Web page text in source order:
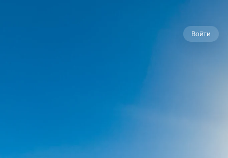
Войти